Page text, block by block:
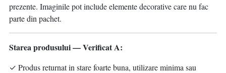
prezente. Imaginile pot include elemente decorative care nu fac
parte din pachet.
Starea produsului — Verificat A:
✓ Produs returnat in stare foarte buna, utilizare minima sau